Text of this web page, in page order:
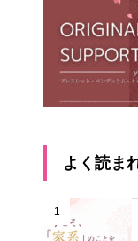
よく読ま
1